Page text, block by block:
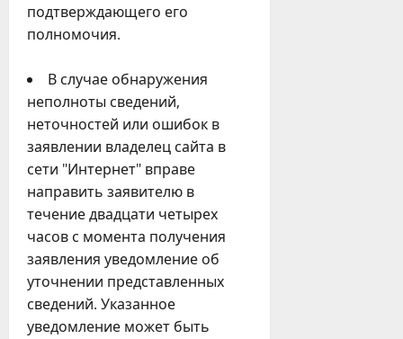
подтверждающего его
полномочия.
В случае обнаружения
неполноты сведений,
неточностей или ошибок в
заявлении владелец сайта в
сети "Интернет" вправе
направить заявителю в
течение двадцати четырех
часов с момента получения
заявления уведомление об
уточнении представленных
сведений. Указанное
уведомление может быть